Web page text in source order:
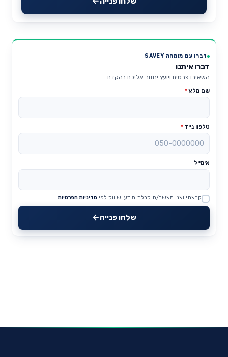
דברו עם מומחה SAVEY
דברו איתנו
השאירו פרטים ויועץ יחזור אליכם בהקדם.
שם מלא*
טלפון נייד *
אימייל
Website
קראתי ואני מאשר/ת קבלת מידע ושיווק לפי מדיניות הפרטיות
שלחו פנייה